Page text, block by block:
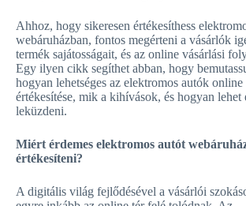
Ahhoz, hogy sikeresen értékesíthess
webáruházban, fontos megérteni a vásárlók
termék sajátosságait, és az online vásárlási
Egy ilyen cikk segíthet abban, hogy
hogyan lehetséges az elektromos autók online
értékesítése, mik a kihívások, és hogyan lehet
leküzdeni.
Miért érdemes elektromos autót
értékesíteni?
A digitális világ fejlődésével a vásárlói